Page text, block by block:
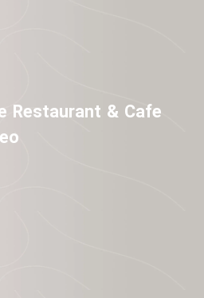
Restaurant & Cafe